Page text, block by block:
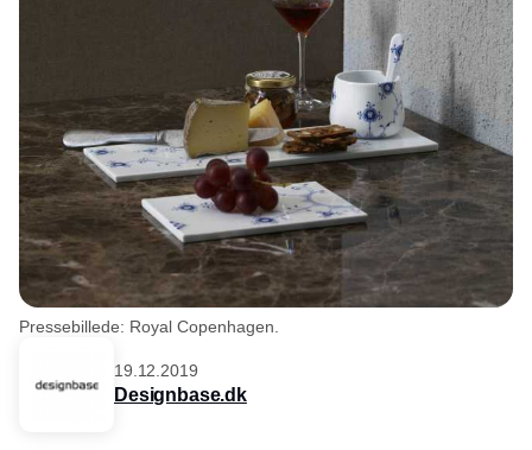
Pressebillede: Royal Copenhagen.
19.12.2019
Designbase.dk